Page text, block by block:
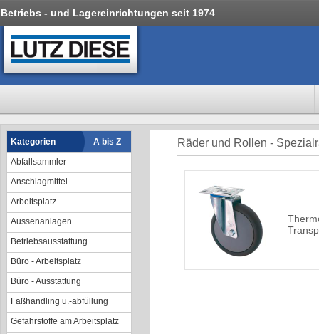
Betriebs - und Lagereinrichtungen seit 1974
Kategorien
A bis Z
Abfallsammler
Anschlagmittel
Arbeitsplatz
Aussenanlagen
Betriebsausstattung
Büro - Arbeitsplatz
Büro - Ausstattung
Faßhandling u.-abfüllung
Gefahrstoffe am Arbeitsplatz
Räder und Rollen -